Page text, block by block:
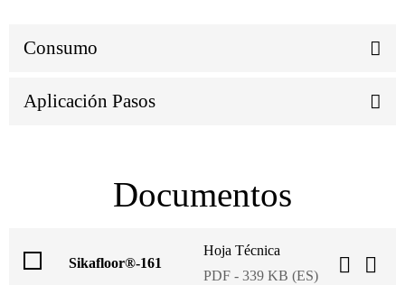
Consumo
Aplicación Pasos
Documentos
Sikafloor®-161
Hoja Técnica
PDF - 339 KB (ES)